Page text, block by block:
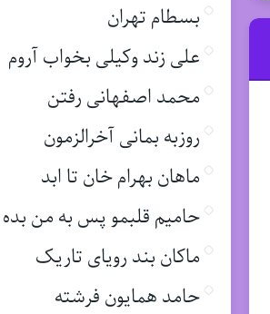
بسطام تهران
علی زند وکیلی بخواب آروم
محمد اصفهانی رفتن
روزبه بمانی آخرالزمون
ماهان بهرام خان تا ابد
حامیم قلبمو پس به من بده
ماکان بند رویای تاریک
حامد همایون فرشته